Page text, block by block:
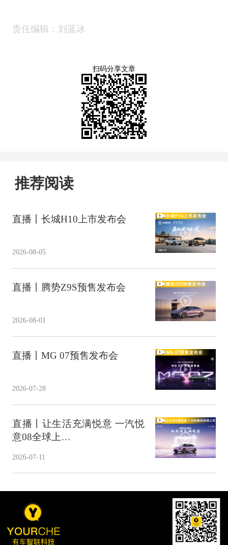
责任编辑：刘蓝冰
扫码分享文章
推荐阅读
直播丨长城H10上市发布会
2026-08-05
直播丨腾势Z9S预售发布会
2026-08-01
直播丨MG 07预售发布会
2026-07-28
直播丨让生活充满悦意 一汽悦
意08全球上…
2026-07-11